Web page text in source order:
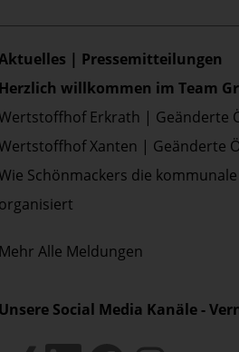
| Pressemitteilungen
Herzlich willkommen im Team
Erkrath | Geänderte
Xanten | Geänderte
Schönmackers die
organisiert
Mehr Alle Meldungen
Unsere Social Media Kanäle -